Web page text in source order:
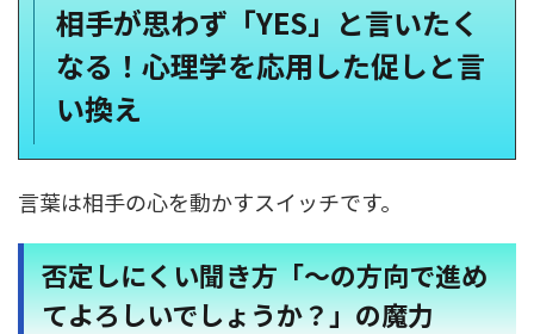
相手が思わず「YES」と言いたく
なる！心理学を応用した促しと言
い換え
言葉は相手の心を動かすスイッチです。
否定しにくい聞き方「〜の方向で進め
てよろしいでしょうか？」の魔力